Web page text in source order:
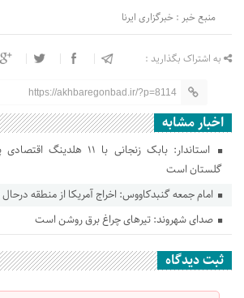
منبع خبر : خبرگزاری ایرنا
به اشتراک بگذارید :
https://akhbaregonbad.ir/?p=8114
اخبار مشابه
استاندار: بابک زنجانی با ۱۱
گلستان است
امام جمعه گنبدکاووس: اخراج آمریکا از منطقه
صدای شهروند: تیرهای چراغ برق روشن است
ثبت دیدگاه